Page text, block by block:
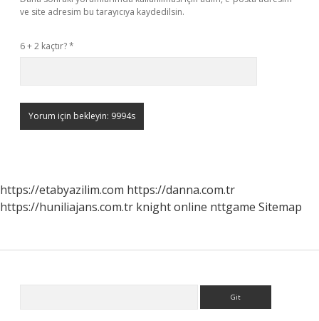
ve site adresim bu tarayıcıya kaydedilsin.
6 + 2 kaçtır?*
https://etabyazilim.com https://danna.com.tr
https://huniliajans.com.tr knight online nttgame Sitemap